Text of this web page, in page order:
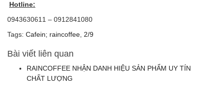
Hotline:
0943630611 – 0912841080
Tags: Cafein; raincoffee, 2/9
Bài viết liên quan
RAINCOFFEE NHẬN DANH HIỆU SẢN PHẨM UY TÍN
CHẤT LƯỢNG